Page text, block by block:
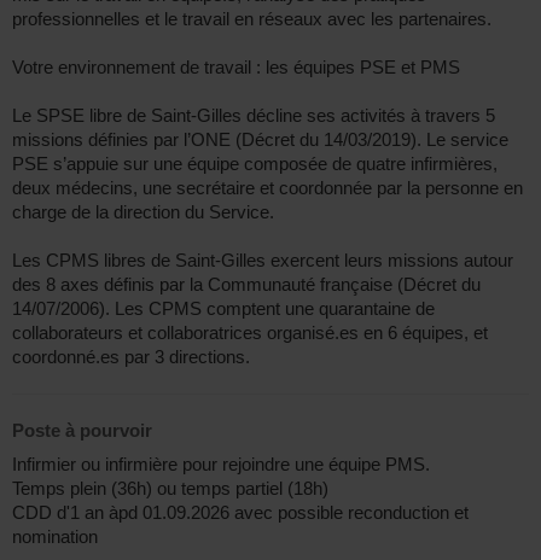
professionnelles et le travail en réseaux avec les partenaires.
Votre environnement de travail : les équipes PSE et PMS
Le SPSE libre de Saint-Gilles décline ses activités à travers 5
missions définies par l’ONE (Décret du 14/03/2019). Le service
PSE s’appuie sur une équipe composée de quatre infirmières,
deux médecins, une secrétaire et coordonnée par la personne en
charge de la direction du Service.
Les CPMS libres de Saint-Gilles exercent leurs missions autour
des 8 axes définis par la Communauté française (Décret du
14/07/2006). Les CPMS comptent une quarantaine de
collaborateurs et collaboratrices organisé.es en 6 équipes, et
coordonné.es par 3 directions.
Poste à pourvoir
Infirmier ou infirmière pour rejoindre une équipe PMS.
Temps plein (36h) ou temps partiel (18h)
CDD d'1 an àpd 01.09.2026 avec possible reconduction et
nomination